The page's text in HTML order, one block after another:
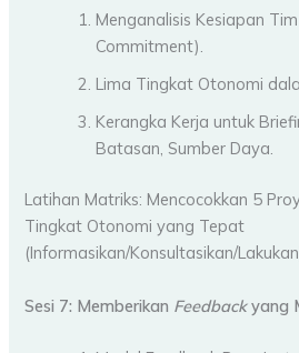
Menganalisis Kesiapan
Commitment).
Lima Tingkat Otonomi
Kerangka Kerja untuk
Batasan, Sumber Daya.
Latihan Matriks: Mencocokkan 5
Tingkat Otonomi yang Tepat
(Informasikan/Konsultasikan/
Sesi 7: Memberikan Feedbackyang